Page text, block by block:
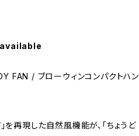
FAN / ブローウィンコンパクトハン
を再現した自然風機能が、「ちょうど